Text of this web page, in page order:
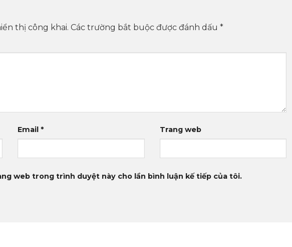
thị công khai. Các trường bắt buộc được đánh dấu *
Email* Trang web
web trong trình duyệt này cho lần bình luận kế tiếp của tôi.